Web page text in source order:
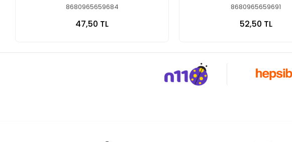
8680965659684
47,50 TL
8680965659691
52,50 TL